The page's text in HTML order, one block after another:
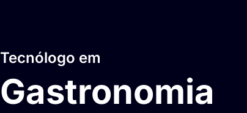
Tecnólogo em
Gastronomia